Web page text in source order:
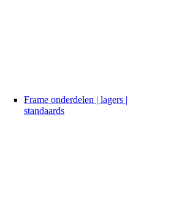
Frame onderdelen | lagers |
standaards